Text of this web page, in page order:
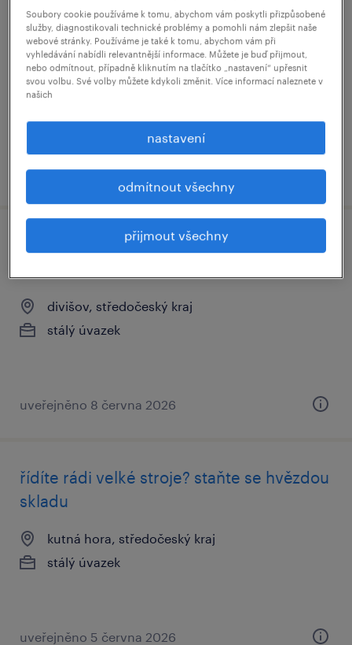
vyměň fitko za brigádu ve skladu na
kladně (m/ž)
kladno, středočeský kraj
brigáda
195 - 200 Kč za hodinu
uveřejněno 30 července 2026
skladník s vzv | 35 000 – 40 000 kč |
divišov, středočeský kraj
stálý úvazek
uveřejněno 8 června 2026
řídíte rádi velké stroje? staňte se hvězdou
skladu
kutná hora, středočeský kraj
stálý úvazek
uveřejněno 5 června 2026
Soubory cookie používáme k tomu, abychom vám poskytli přizpůsobené
služby, diagnostikovali technické problémy a pomohli nám zlepšit naše
webové stránky. Používáme je také k tomu, abychom vám při
vyhledávání nabídli relevantnější informace. Můžete je buď přijmout,
nebo odmítnout, případně kliknutím na tlačítko „nastavení“ upřesnit
svou volbu. Své volby můžete kdykoli změnit. Více informací naleznete v
našich
nastavení
odmítnout všechny
přijmout všechny